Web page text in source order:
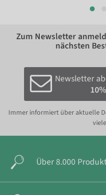
Zum Newsletter
nächsten
Newsletter
Immer informiert über aktuelle
Über 8.000